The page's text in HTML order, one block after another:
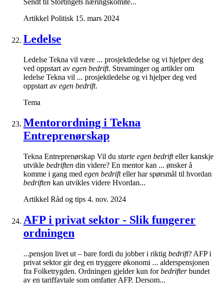
Artikkel Politisk 15. mars 2024
Ledelse
Ledelse Tekna vil være ... prosjektledelse og vi hjelper deg
ved oppstart av egen bedrift. Streaminger og artikler om
ledelse Tekna vil ... prosjektledelse og vi hjelper deg ved
oppstart av egen bedrift.
Tema
Mentorordning i Tekna
Entreprenørskap
Tekna Entreprenørskap Vil du starte egen bedrifteller kanskje
utvikle bedriften din videre? En mentor kan ... ønsker å
komme i gang med egen bedrifteller har spørsmål til hvordan
bedriften kan utvikles videre Hvordan...
Artikkel Råd og tips 4. nov. 2024
AFP i privat sektor - Slik fungerer
ordningen
...pensjon livet ut – bare fordi du jobber i riktig bedrift? AFP i
privat sektor gir deg en tryggere økonomi ... alderspensjonen
fra Folketrygden. Ordningen gjelder kun forbedrifterbundet
av en tariffavtale som omfatter AFP. Dersom...